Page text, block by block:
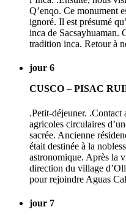
Q’enqo. Ce monument
ignoré. Il est présumé
inca de Sacsayhuaman.
tradition inca. Retour à
jour 6
CUSCO – PISAC
.Petit-déjeuner. .Contact
agricoles circulaires
sacrée. Ancienne
était destinée à la
astronomique. Après la
direction du village
pour rejoindre Aguas
jour 7